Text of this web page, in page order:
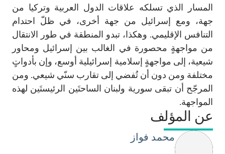
المسار الذي تسلكه علاقات الدول العربية وتركيا من
جهة، ومع إسرائيل من جهة أخرى، في ظلّ احتدام
التنافس الإقليمي. وهكذا، تبدو المنطقة في طور الانتقال
من مواجهةٍ محصورة في الغالب بين إسرائيل ومحاور
شيعية، إلى مواجهةٍ إسلامية إسرائيلية أوسع، وإن بأدواتٍ
مختلفة ومن دون أن تُفضي إلى تقارب سنّي شيعي. ومن
المرجّح أن تبقى سورية ولبنان الساحتَين الرئيستَين لهذه
المواجهة.
عن المؤلف
محمد فواز